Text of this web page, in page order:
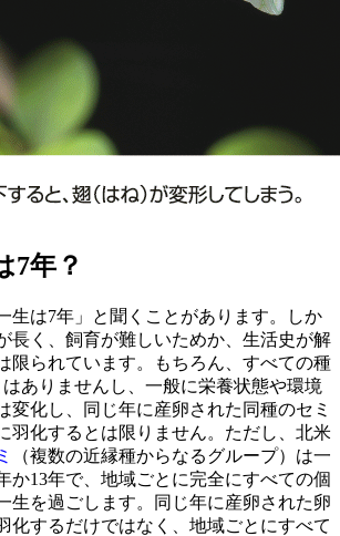
7年？
は7年」と聞くことがあります。しか
長く、飼育が難しいためか、生活史が解
限られています。もちろん、すべての種
ありませんし、一般に栄養状態や環境
変化し、同じ年に産卵された同種のセミ
羽化するとは限りません。ただし、北米
（複数の近縁種からなるグループ）は一
か13年で、地域ごとに完全にすべての個
生を過ごします。同じ年に産卵された卵
化するだけではなく、地域ごとにすべて